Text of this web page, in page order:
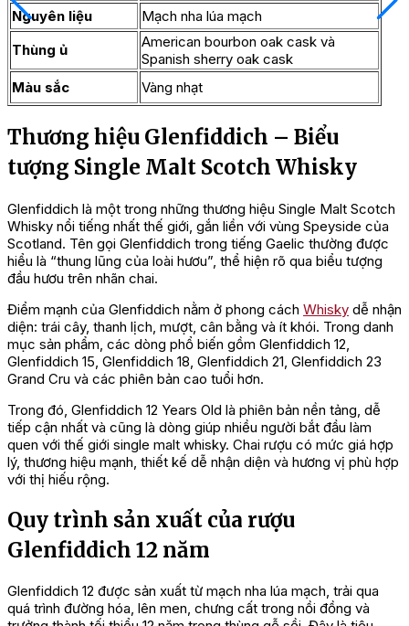
Nguyên liệu
Mạch nha lúa mạch
Thùng ủ
American bourbon oak cask và
Spanish sherry oak cask
Màu sắc
Vàng nhạt
Thương hiệu Glenfiddich – Biểu
tượng Single Malt Scotch Whisky
Glenfiddich là một trong những thương hiệu Single Malt Scotch
Whisky nổi tiếng nhất thế giới, gắn liền với vùng Speyside của
Scotland. Tên gọi Glenfiddich trong tiếng Gaelic thường được
hiểu là “thung lũng của loài hươu”, thể hiện rõ qua biểu tượng
đầu hươu trên nhãn chai.
Điểm mạnh của Glenfiddich nằm ở phong cách Whisky dễ nhận
diện: trái cây, thanh lịch, mượt, cân bằng và ít khói. Trong danh
mục sản phẩm, các dòng phổ biến gồm Glenfiddich 12,
Glenfiddich 15, Glenfiddich 18, Glenfiddich 21, Glenfiddich 23
Grand Cru và các phiên bản cao tuổi hơn.
Trong đó, Glenfiddich 12 Years Old là phiên bản nền tảng, dễ
tiếp cận nhất và cũng là dòng giúp nhiều người bắt đầu làm
quen với thế giới single malt whisky. Chai rượu có mức giá hợp
lý, thương hiệu mạnh, thiết kế dễ nhận diện và hương vị phù hợp
với thị hiếu rộng.
Quy trình sản xuất của rượu
Glenfiddich 12 năm
Glenfiddich 12 được sản xuất từ mạch nha lúa mạch, trải qua
quá trình đường hóa, lên men, chưng cất trong nồi đồng và